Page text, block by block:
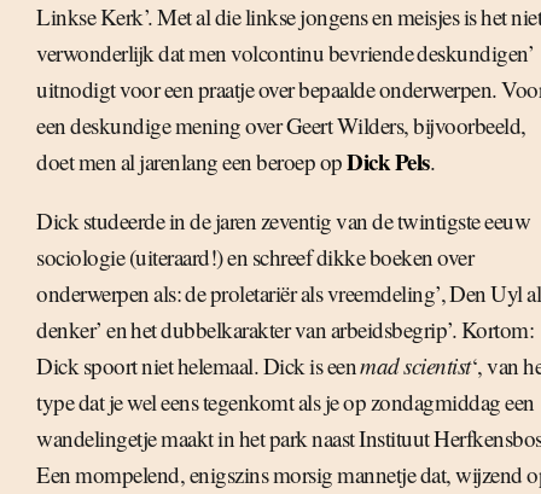
Linkse Kerk’. Met al die linkse jongens en meisjes is het niet
verwonderlijk dat men volcontinu bevriende deskundigen’
uitnodigt voor een praatje over bepaalde onderwerpen.
een deskundige mening over Geert Wilders, bijvoorbeeld,
doet men al jarenlang een beroep opDick Pels.
Dick studeerde in de jaren zeventig van de twintigste eeuw
sociologie (uiteraard!) en schreef dikke boeken over
onderwerpen als: de proletariër als vreemdeling’, Den Uyl
denker’ en het dubbelkarakter van arbeidsbegrip’. Kortom:
Dick spoort niet helemaal. Dick is een mad scientist‘, van
type dat je wel eens tegenkomt als je op zondagmiddag een
wandelingetje maakt in het park naast Instituut
Een mompelend, enigszins morsig mannetje dat, wijzend